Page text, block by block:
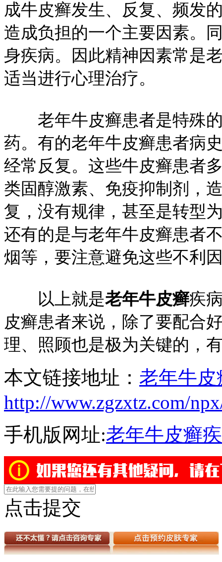
成牛皮癣发生、反复、频发
造成负担的一个主要因素。
身疾病。因此精神因素常是
适当进行心理治疗。
老年牛皮癣患者是特殊的
药。有的老年牛皮癣患者病
经常反复。这些牛皮癣患者
类固醇激素、免疫抑制剂，
复，没有规律，甚至是转型
还有的是与老年牛皮癣患者
烟等，要注意避免这些不利
以上就是老年牛皮癣疾
皮癣患者来说，除了要配合
理、照顾也是极为关键的，
本文链接地址： 老年牛
http://www.zgzxtz.com/
手机版网址:老年牛皮癣
点击提交